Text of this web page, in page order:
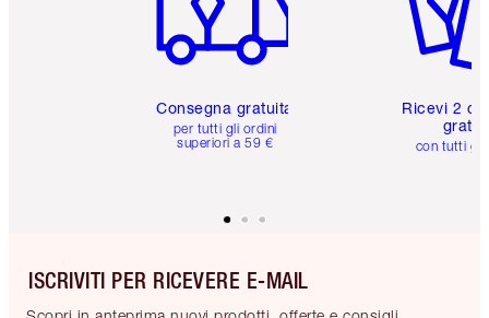
Consegna gratuita
per tutti gli ordini
superiori a 59 €
Ricevi 2
con tutti gli
ISCRIVITI PER RICEVERE E-MAIL